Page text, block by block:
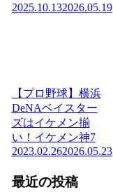
2025.10.132026.05.19
【プロ野球】横浜
DeNAベイスター
ズはイケメン揃
い！イケメン神7
2023.02.262026.05.23
最近の投稿